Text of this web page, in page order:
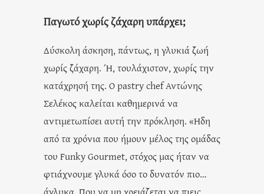
Παγωτό χωρίς ζάχαρη υπάρχει;
Δύσκολη άσκηση, πάντως, η γλυκιά ζωή
χωρίς ζάχαρη. Ή, τουλάχιστον, χωρίς την
κατάχρησή της. Ο pastry chef Αντώνης
Σελέκος καλείται καθημερινά να
αντιμετωπίσει αυτή την πρόκληση. «Ηδη
από τα χρόνια που ήμουν μέλος της ομάδας
του Funky Gourmet, στόχος μας ήταν να
φτιάχνουμε γλυκά όσο το δυνατόν πιο…
άγλυκα. Που να μη χρειάζεται να πιεις,